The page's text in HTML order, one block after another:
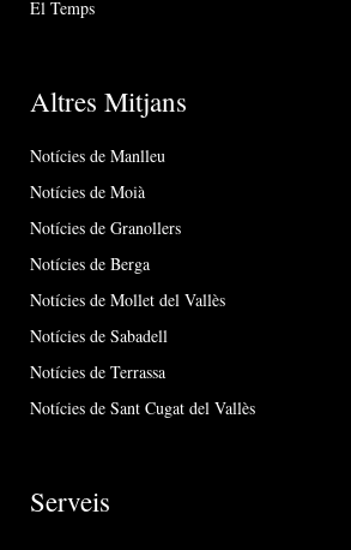
El Temps
Altres Mitjans
Notícies de Manlleu
Notícies de Moià
Notícies de Granollers
Notícies de Berga
Notícies de Mollet del Vallès
Notícies de Sabadell
Notícies de Terrassa
Notícies de Sant Cugat del Vallès
Serveis